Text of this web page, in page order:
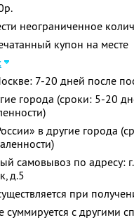
неограниченное
купон на месте
7-20 дней после
города (сроки: 5-20
в другие города
самовывоз по адресу:
д.5
при
суммируется с другими